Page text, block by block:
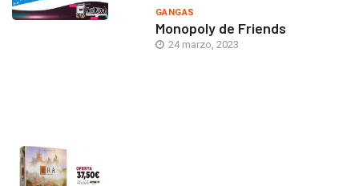
GANGAS
Monopoly de Friends
24 marzo, 2023